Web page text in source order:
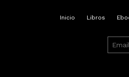
Inicio Libros